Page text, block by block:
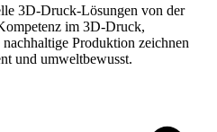
3D-Druck-Lösungen von der
im 3D-Druck,
Produktion zeichnen
und umweltbewusst.